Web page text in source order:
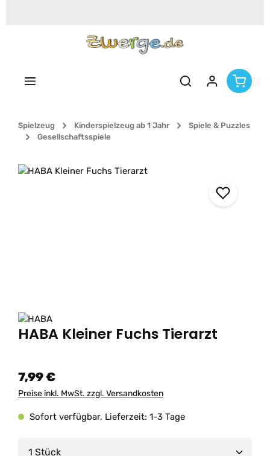
Spielzeug Kinderspielzeug ab 1 Jahr
Spiele & Puzzles
Gesellschaftsspiele
Bildergalerie überspringen
HABA Kleiner Fuchs Tierarzt
7,99 €
Preise inkl. MwSt. zzgl. Versandkosten
Sofort verfügbar, Lieferzeit: 1-3 Tage
Produkt Anzahl: Gib den gewünschten Wert